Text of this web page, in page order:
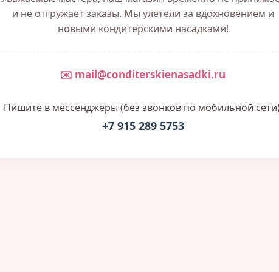
и не отгружает заказы. Мы улетели за вдохновением и
новыми кондитерскими насадками!
✉️ mail@conditerskienasadki.ru
Пишите в мессенджеры (без звонков по мобильной
+7 915 289 5753